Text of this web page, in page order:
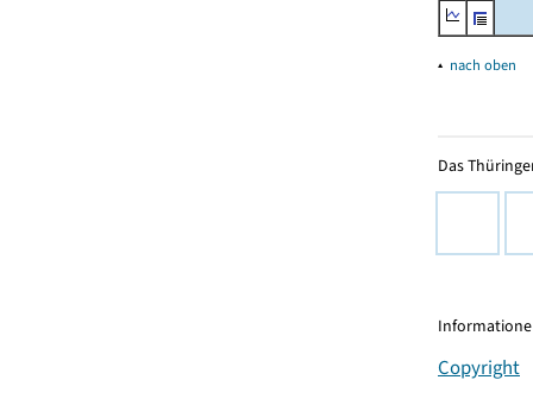
▴ nach oben
Das
Copyright